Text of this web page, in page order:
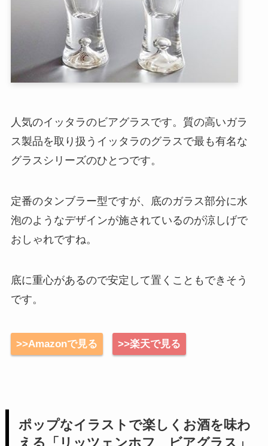
人気のイッタラのビアグラスです。質の高いガラ
ス製品を取り扱うイッタラのグラスで最も有名な
グラスシリーズのひとつです。
定番のタンブラー型ですが、底のガラス部分に水
泡のようなデザインが施されているのが涼しげで
おしゃれですね。
底に重心があるので安定して置くこともできそう
です。
>>Amazonで見る >>楽天で見る
ポップなイラストで楽しくお酒を味わ
える「リッツェンホフ ビアグラス」